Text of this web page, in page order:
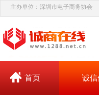
主办单位：深圳市电子商务协会
首页 诚信